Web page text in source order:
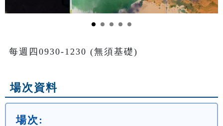
每週四0930-1230 (無須基礎)
場次資料
場次: